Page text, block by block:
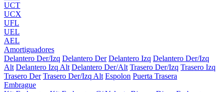
UCT
UCX
UFL
UEL
AEL
Amortiguadores
Delantero Der/Izq Delantero Der Delantero Izq Delantero Der/Izq
Alt Delantero Izq Alt Delantero Der/Alt Trasero Der/Izq Trasero Izq
Trasero Der Trasero Der/Izq Alt Espolon Puerta Trasera
Embrague